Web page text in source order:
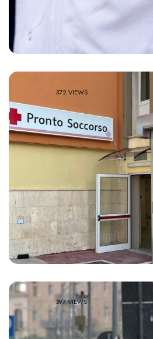
372 VIEWS
397 VIEWS